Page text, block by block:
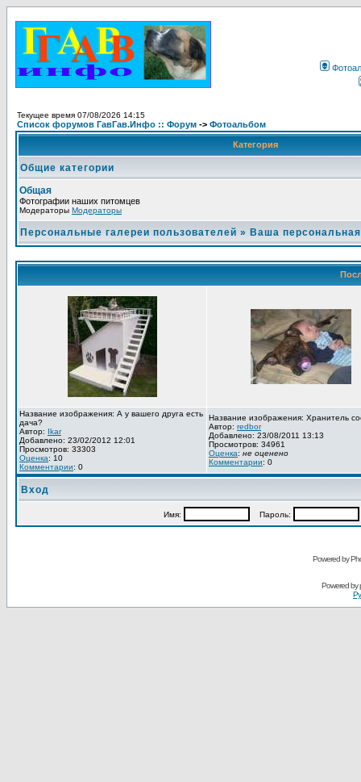
Текущее время 07/08/2026 14:15
Список форумов ГавГав.Инфо :: Форум -> Фотоальбом
Категория
Общие категории
Общая
Фотографии наших питомцев
Модераторы Модераторы
Персональные галереи пользователей » Ваша
Название изображения: А у вашего друга есть
дача?
Автор: Ikar
Добавлено: 23/02/2012 12:01
Просмотров: 33303
Оценка: 10
Комментарии: 0
Название изображения: Хранитель
Автор: redbor
Добавлено: 23/08/2011 13:13
Просмотров: 34961
Оценка: не оценено
Комментарии: 0
Вход
Имя: Пароль:
Powered by
Powered by